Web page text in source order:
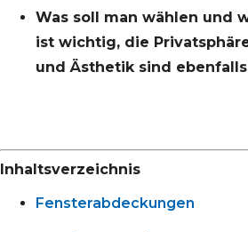
Was soll man wählen und
ist wichtig, die
und Ästhetik sind
Inhaltsverzeichnis
Fensterabdeckungen